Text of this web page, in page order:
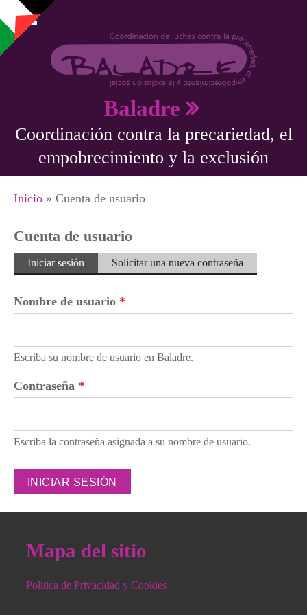
Pasar al contenido principal
Baladre
Coordinación contra la precariedad, el
empobrecimiento y la exclusión
Se encuentra usted aquí
Inicio » Cuenta de usuario
Cuenta de usuario
Solapas principales
Iniciar sesión (solapaSolicitar una nueva contraseña
Nombre de usuario *
Escriba su nombre de usuario en Baladre.
Contraseña *
Escriba la contraseña asignada a su nombre de usuario.
Mapa del sitio
Política de Privacidad y Cookies